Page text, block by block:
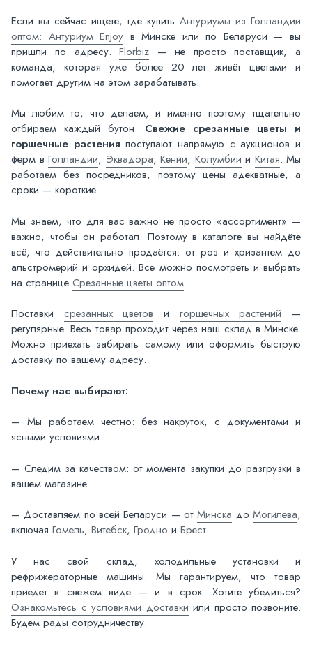
Если вы сейчас ищете, где купить Антуриумы из Голландии
оптом: Антуриум Enjoy в Минске или по Беларуси — вы
пришли по адресу.Florbiz — не просто поставщик, а
команда, которая уже более 20 лет живёт цветами и
помогает другим на этом зарабатывать.
Мы любим то, что делаем, и именно поэтому тщательно
отбираем каждый бутон. Свежие срезанные цветы и
горшечные растения поступают напрямую с аукционов и
ферм в Голландии, Эквадора, Кении, Колумбии и Китая. Мы
работаем без посредников, поэтому цены адекватные, а
сроки — короткие.
Мы знаем, что для вас важно не просто «ассортимент» —
важно, чтобы он работал. Поэтому в каталоге вы найдёте
всё, что действительно продаётся: от роз и хризантем до
альстромерий и орхидей. Всё можно посмотреть и выбрать
на странице Срезанные цветы оптом.
Поставки срезанных цветов и горшечных растений —
регулярные. Весь товар проходит через наш склад в Минске.
Можно приехать забирать самому или оформить быструю
доставку по вашему адресу.
Почему нас выбирают:
— Мы работаем честно: без накруток, с документами и
ясными условиями.
— Следим за качеством: от момента закупки до разгрузки в
вашем магазине.
— Доставляем по всей Беларуси — отМинска доМогилёва,
включая Гомель, Витебск, Гродно и Брест.
У нас свой склад, холодильные установки и
рефрижераторные машины. Мы гарантируем, что товар
приедет в свежем виде — и в срок. Хотите убедиться?
Ознакомьтесь с условиями доставки или просто позвоните.
Будем рады сотрудничеству.